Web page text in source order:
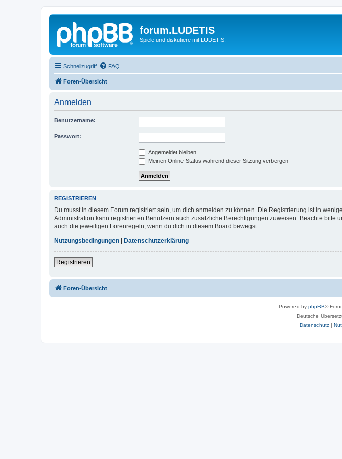
forum.LUDETIS
Spiele und diskutiere mit LUDETIS.
Schnellzugriff FAQ
Foren-Übersicht
Anmelden
Benutzername:
Passwort:
Angemeldet bleiben
Meinen Online-Status während dieser Sitzung verbergen
REGISTRIEREN
Du musst in diesem Forum registriert sein, um dich anmelden zu können. Die Registrierung ist in
Administration kann registrierten Benutzern auch zusätzliche Berechtigungen zuweisen. Beachte
auch die jeweiligen Forenregeln, wenn du dich in diesem Board bewegst.
Nutzungsbedingungen
Datenschutzerklärung
Registrieren
Foren-Übersicht
Powered by phpBB®
Deutsche
Datenschutz|